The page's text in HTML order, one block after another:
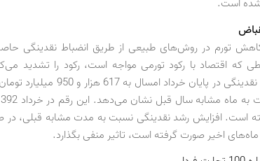
تورم در روش‌های طبیعی از طریق انضباط نقدینگی
که اقتصاد با رکود تورمی مواجه است، رکود را تشدید
پیش‌گرفته شده، نقدینگی در پایان
است. افزایش رشد نقدینگی نسبت به مدت مشابه قبلی، در
اخیر صورت گرفته است، تاثیر منفی بگذارد.